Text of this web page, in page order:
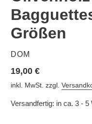
Größen
VERKÄUFER
DOM
Normaler
Preis
19,00 €
inkl. MwSt. zzgl.
Versandfertig: in ca. 3 - 5